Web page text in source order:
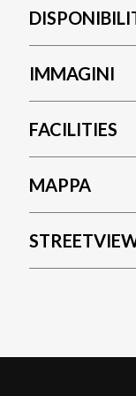
IMMAGINI
FACILITIES
MAPPA